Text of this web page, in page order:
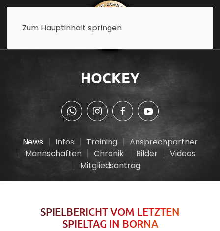
Zum Hauptinhalt springen
HOCKEY
News Infos Training
Ansprechpartner
Mannschaften
Chronik Bilder
Videos
Mitgliedsantrag
SPIELBERICHT VOM LETZTEN
SPIELTAG IN BORNA